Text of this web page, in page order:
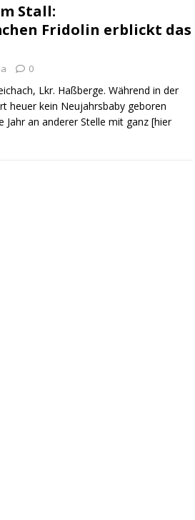
Stall:
Fridolin erblickt das
0
Lkr. Haßberge. Während in der
heuer kein Neujahrsbaby geboren
Jahr an anderer Stelle mit ganz [hier